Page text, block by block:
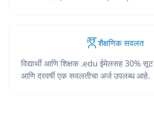
शैक्षणिक सवलत
विद्यार्थी आणि शिक्षक .edu ईमेलसह 30%
आणि दरवर्षी एक सवलतीचा अर्ज उपलब्ध आहे.